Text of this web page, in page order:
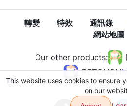
轉變 特效 通訊錄
網站地圖
Our other products:
This website uses cookies to ensure
on our